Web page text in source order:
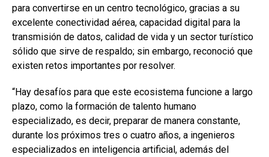
para convertirse en un centro tecnológico, gracias a su
excelente conectividad aérea, capacidad digital para la
transmisión de datos, calidad de vida y un sector turístico
sólido que sirve de respaldo; sin embargo, reconoció que
existen retos importantes por resolver.
“Hay desafíos para que este ecosistema funcione a largo
plazo, como la formación de talento humano
especializado, es decir, preparar de manera constante,
durante los próximos tres o cuatro años, a ingenieros
especializados en inteligencia artificial, además del